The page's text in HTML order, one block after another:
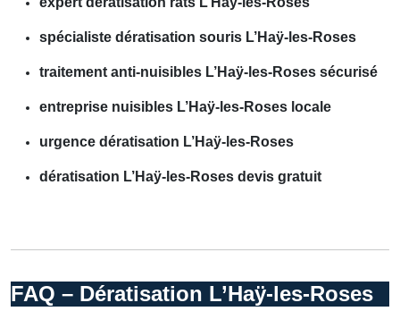
spécialiste dératisation souris L’Haÿ-les-Roses
traitement anti-nuisibles L’Haÿ-les-Roses sécurisé
entreprise nuisibles L’Haÿ-les-Roses locale
urgence dératisation L’Haÿ-les-Roses
dératisation L’Haÿ-les-Roses devis gratuit
FAQ – Dératisation L’Haÿ-les-Roses